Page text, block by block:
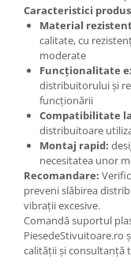
Piese Frane Stivuitor
Pistoane Frana
Placute de Frana
Pompe Frana
Saboti Frana
Tamburi Frana
Sistem Hidraulic
Distribuitoare
Pompe Hidraulice
Sistem Hidraulic
Sistem Racire
Piese Racire
Pompe Apa
Caracteristici
Material
calitate, cu
moderate
Funcționalitate
distribuitorului și
funcționării
Compatibilitate
distribuitoare
Montaj rapid:
necesitatea unor
Recomandare:
preveni slăbirea
vibrații excesive.
Comandă suportul
PiesedeStivuitoare.ro
calității și consultanță